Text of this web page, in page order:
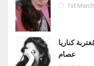
1st
كناريا
عصام